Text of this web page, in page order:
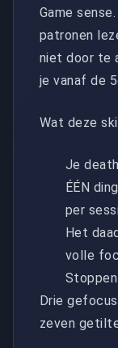
Game
patronen
niet door te
je vanaf de
Wat deze
Je
ÉÉN
per
Het
volle
Drie
zeven